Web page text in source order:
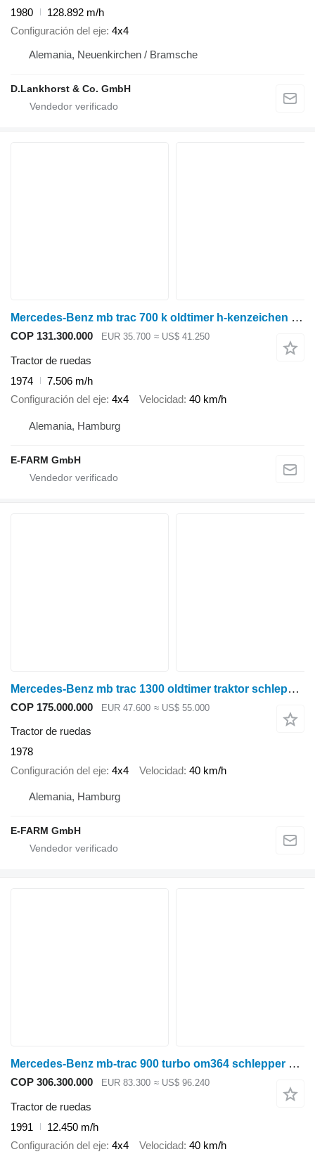
1980
128.892 m/h
Configuración del eje 4x4
Alemania, Neuenkirchen / Bramsche
D.Lankhorst & Co. GmbH
Mercedes-Benz mb trac 700 k oldtimer h-kenzeichen kipper
COP 131.300.000 EUR 35.700 ≈ US$ 41.250
Tractor de ruedas
1974
7.506 m/h
Configuración del eje 4x4 Velocidad 40 km/h
Alemania, Hamburg
E-FARM GmbH
Mercedes-Benz mb trac 1300 oldtimer traktor schlepper
COP 175.000.000 EUR 47.600 ≈ US$ 55.000
Tractor de ruedas
1978
Configuración del eje 4x4 Velocidad 40 km/h
Alemania, Hamburg
E-FARM GmbH
Mercedes-Benz mb-trac 900 turbo om364 schlepper oldtimer
COP 306.300.000 EUR 83.300 ≈ US$ 96.240
Tractor de ruedas
1991
12.450 m/h
Configuración del eje 4x4 Velocidad 40 km/h